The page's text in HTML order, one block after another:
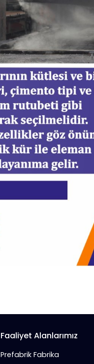
Faaliyet Alanlarımız
Prefabrik Fabrika